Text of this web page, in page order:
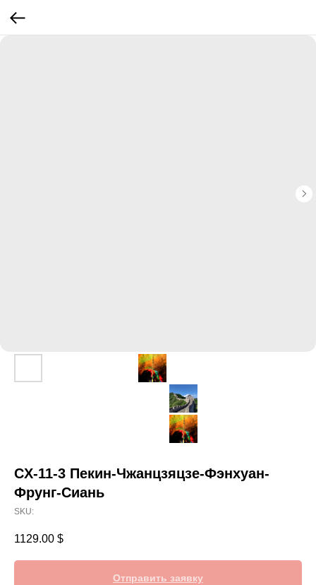
CX-11-3 Пекин-Чжанцзяцзе-Фэнхуан-
Фрунг-Сиань
SKU:
1129.00 $
Отправить заявку